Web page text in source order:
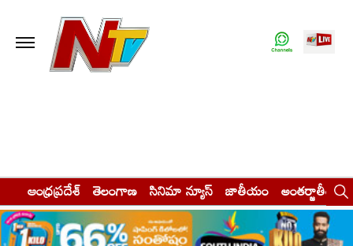
ఆంధ్రప్రదేశ్ తెలంగాణ సినిమా న్యూస్ జాతీయం అంతర్జాతీయం